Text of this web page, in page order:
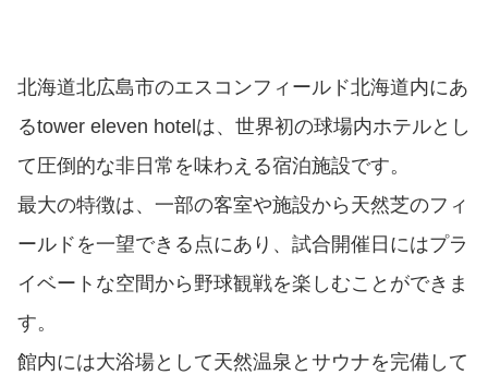
北海道北広島市のエスコンフィールド北海道内にあ
るtower eleven hotelは、世界初の球場内ホテルとし
て圧倒的な非日常を味わえる宿泊施設です。
最大の特徴は、一部の客室や施設から天然芝のフィ
ールドを一望できる点にあり、試合開催日にはプラ
イベートな空間から野球観戦を楽しむことができま
す。
館内には大浴場として天然温泉とサウナを完備して